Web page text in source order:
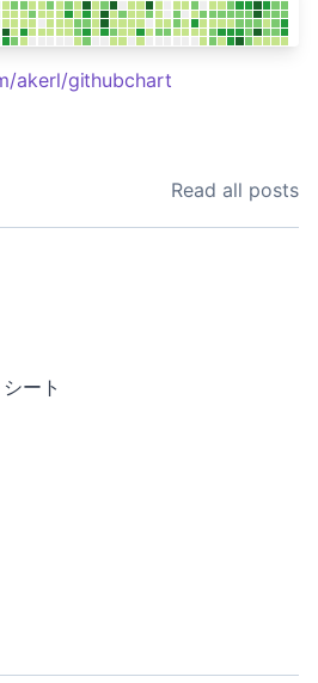
akerl/githubchart
Read all posts
ート